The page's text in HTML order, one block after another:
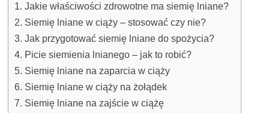
Jakie właściwości zdrowotne ma siemię lniane?
Siemię lniane w ciąży – stosować czy nie?
Jak przygotować siemię lniane do spożycia?
Picie siemienia lnianego – jak to robić?
Siemię lniane na zaparcia w ciąży
Siemię lniane w ciąży na żołądek
Siemię lniane na zajście w ciążę